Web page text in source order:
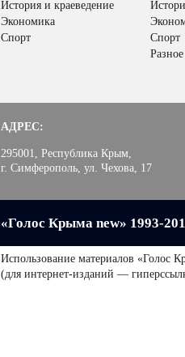
История и краеведение
Экономика
Спорт
Спорт
Разное
АДРЕС:
295001, Республика Крым,
г. Симферополь, ул. Чехова, 17
«Голос Крыма new» 1993-
Использование материалов «Голос
(для интернет-изданий —